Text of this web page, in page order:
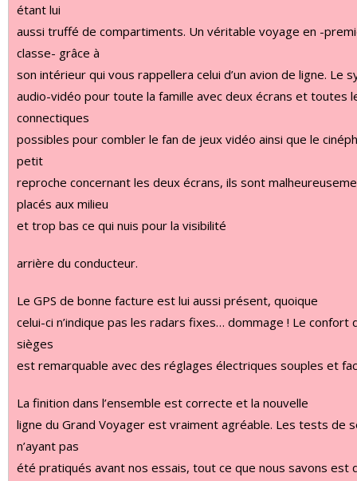
étant lui
aussi truffé de compartiments. Un véritable voyage en -
classe- grâce à
son intérieur qui vous rappellera celui d’un avion de ligne. Le
audio-vidéo pour toute la famille avec deux écrans et toutes
connectiques
possibles pour combler le fan de jeux vidéo ainsi que le
petit
reproche concernant les deux écrans, ils sont
placés aux milieu
et trop bas ce qui nuis pour la visibilité
arrière du conducteur.
Le GPS de bonne facture est lui aussi présent, quoique
celui-ci n’indique pas les radars fixes… dommage ! Le confort
sièges
est remarquable avec des réglages électriques souples et
La finition dans l’ensemble est correcte et la nouvelle
ligne du Grand Voyager est vraiment agréable. Les tests de
n’ayant pas
été pratiqués avant nos essais, tout ce que nous savons est